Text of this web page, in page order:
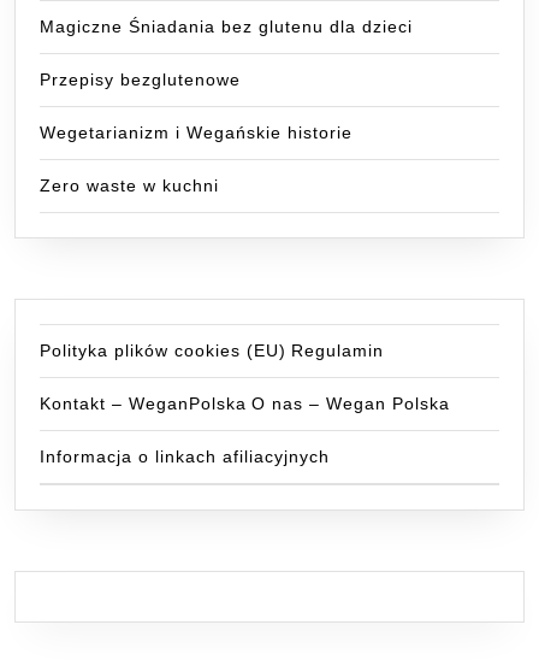
Magiczne Śniadania bez glutenu dla dzieci
Przepisy bezglutenowe
Wegetarianizm i Wegańskie historie
Zero waste w kuchni
Polityka plików cookies (EU) Regulamin
Kontakt – WeganPolska O nas – Wegan Polska
Informacja o linkach afiliacyjnych